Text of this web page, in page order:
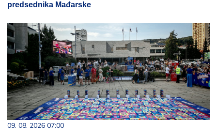
predsednika Mađarske
09. 08. 2026 07:00